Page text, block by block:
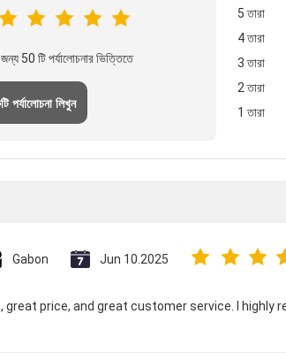
50 টি পর্যালোচনার ভিত্তিতে
পর্যালোচনা লিখুন
5 তারা
4 তারা
3 তারা
2 তারা
1 তারা
Gabon Jun 10.2025
great price, and great customer service. I highly